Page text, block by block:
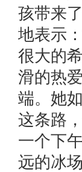
孩带来
地表示
很大的
滑的热
端。她
这条路
一个下
远的冰